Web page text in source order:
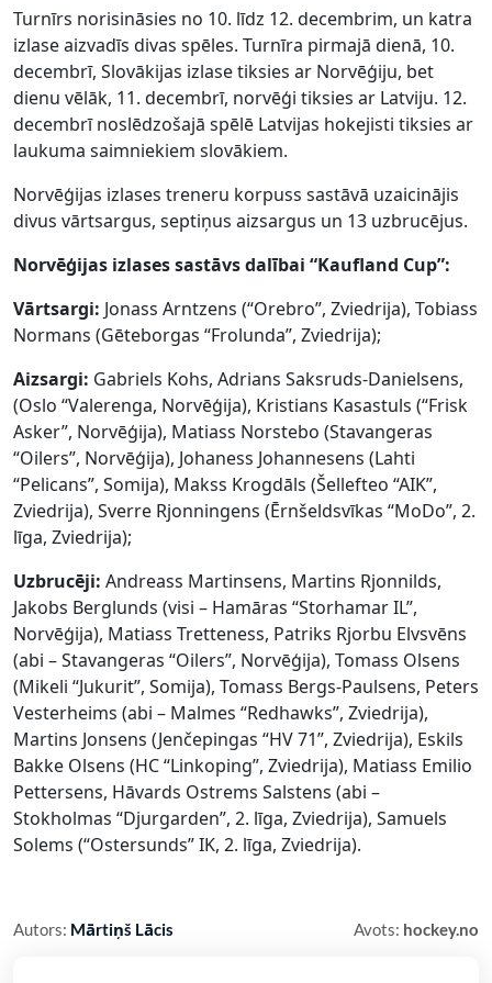
Turnīrs norisināsies no 10. līdz 12. decembrim, un katra
izlase aizvadīs divas spēles. Turnīra pirmajā dienā, 10.
decembrī, Slovākijas izlase tiksies ar Norvēģiju, bet
dienu vēlāk, 11. decembrī, norvēģi tiksies ar Latviju. 12.
decembrī noslēdzošajā spēlē Latvijas hokejisti tiksies ar
laukuma saimniekiem slovākiem.
Norvēģijas izlases treneru korpuss sastāvā uzaicinājis
divus vārtsargus, septiņus aizsargus un 13 uzbrucējus.
Norvēģijas izlases sastāvs dalībai “Kaufland Cup”:
Vārtsargi: Jonass Arntzens (“Orebro”, Zviedrija), Tobiass
Normans (Gēteborgas “Frolunda”, Zviedrija);
Aizsargi: Gabriels Kohs, Adrians Saksruds-Danielsens,
(Oslo “Valerenga, Norvēģija), Kristians Kasastuls (“Frisk
Asker”, Norvēģija), Matiass Norstebo (Stavangeras
“Oilers”, Norvēģija), Johaness Johannesens (Lahti
“Pelicans”, Somija), Makss Krogdāls (Šellefteo “AIK”,
Zviedrija), Sverre Rjonningens (Ērnšeldsvīkas “MoDo”, 2.
līga, Zviedrija);
Uzbrucēji: Andreass Martinsens, Martins Rjonnilds,
Jakobs Berglunds (visi – Hamāras “Storhamar IL”,
Norvēģija), Matiass Tretteness, Patriks Rjorbu Elvsvēns
(abi – Stavangeras “Oilers”, Norvēģija), Tomass Olsens
(Mikeli “Jukurit”, Somija), Tomass Bergs-Paulsens, Peters
Vesterheims (abi – Malmes “Redhawks”, Zviedrija),
Martins Jonsens (Jenčepingas “HV 71”, Zviedrija), Eskils
Bakke Olsens (HC “Linkoping”, Zviedrija), Matiass Emilio
Pettersens, Hāvards Ostrems Salstens (abi –
Stokholmas “Djurgarden”, 2. līga, Zviedrija), Samuels
Solems (“Ostersunds” IK, 2. līga, Zviedrija).
Autors: Mārtiņš Lācis Avots: hockey.no